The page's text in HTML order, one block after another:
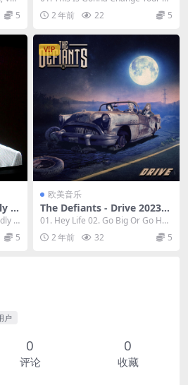
5
t/48kHz] [Hi-Res Flac 439M
B]
nd 02. T...
2 年前 22 5
t
t
5
VIP
欧美音乐
The Defiants - Drive 2023
[24Bit/44.1kHz] [Hi-Res Fla
c 679MB]
01. Hey Life 02. Go Big Or Go Ho
me 03. 1...
2 年前 32 5
户
0
评论
0
收藏